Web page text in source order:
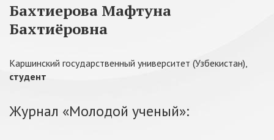
Бахтиерова Мафтуна
Бахтиёровна
Каршинский государственный университет (Узбекистан),
студент
Журнал «Молодой ученый»: